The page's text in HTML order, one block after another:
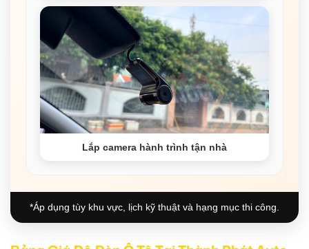
Lắp camera hành trình tận nhà
*Áp dụng tùy khu vực, lịch kỹ thuật và hạng mục thi công.